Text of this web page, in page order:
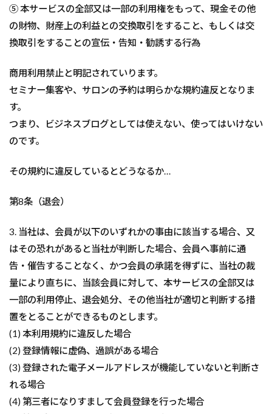
⑤ 本サービスの全部又は一部の利用権をもって、現金その他
の財物、財産上の利益との交換取引をすること、もしくは交
換取引をすることの宣伝・告知・勧誘する行為
商用利用禁止と明記されていります。
セミナー集客や、サロンの予約は明らかな規約違反となりま
す。
つまり、ビジネスブログとしては使えない、使ってはいけない
のです。
その規約に違反しているとどうなるか…
第8条（退会）
3. 当社は、会員が以下のいずれかの事由に該当する場合、又
はその恐れがあると当社が判断した場合、会員へ事前に通
告・催告することなく、かつ会員の承諾を得ずに、当社の裁
量により直ちに、当該会員に対して、本サービスの全部又は
一部の利用停止、退会処分、その他当社が適切と判断する措
置をとることができるものとします。
(1) 本利用規約に違反した場合
(2) 登録情報に虚偽、過誤がある場合
(3) 登録された電子メールアドレスが機能していないと判断さ
れる場合
(4) 第三者になりすまして会員登録を行った場合